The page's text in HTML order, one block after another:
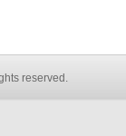
reserved.